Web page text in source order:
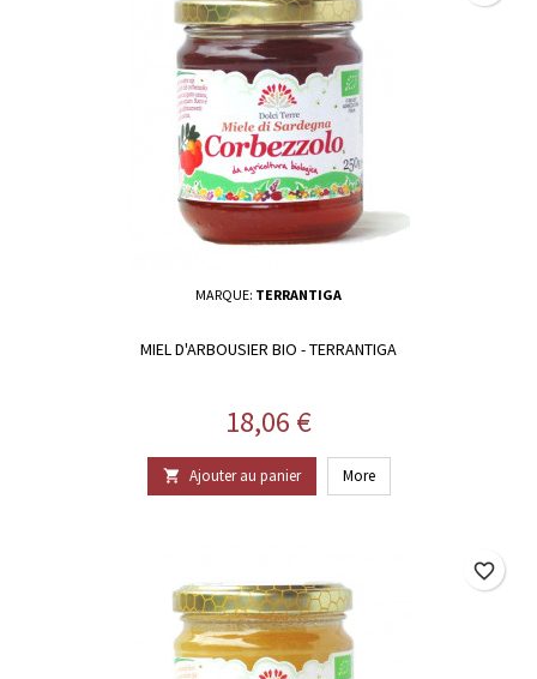
MARQUE: TERRANTIGA
MIEL D'ARBOUSIER BIO - TERRANTIGA
Prix
18,06 €
 Ajouter au panier More
favorite_border